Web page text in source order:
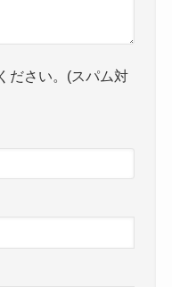
ださい。(スパム対